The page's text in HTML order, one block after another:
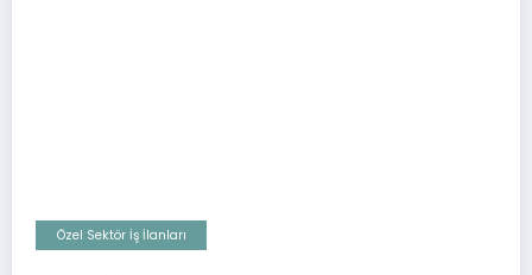
Özel Sektör İş İlanları